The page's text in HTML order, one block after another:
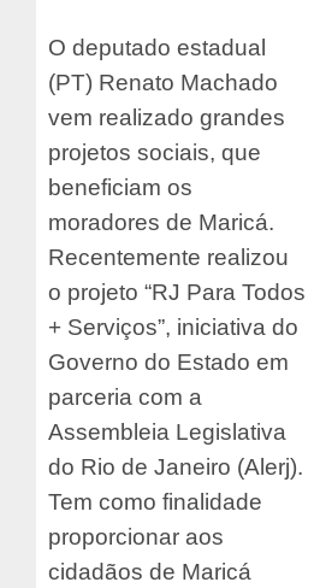
O deputado estadual
(PT) Renato Machado
vem realizado grandes
projetos sociais, que
beneficiam os
moradores de Maricá.
Recentemente realizou
o projeto “RJ Para Todos
+ Serviços”, iniciativa do
Governo do Estado em
parceria com a
Assembleia Legislativa
do Rio de Janeiro (Alerj).
Tem como finalidade
proporcionar aos
cidadãos de Maricá